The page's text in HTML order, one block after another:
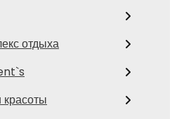
отдыха